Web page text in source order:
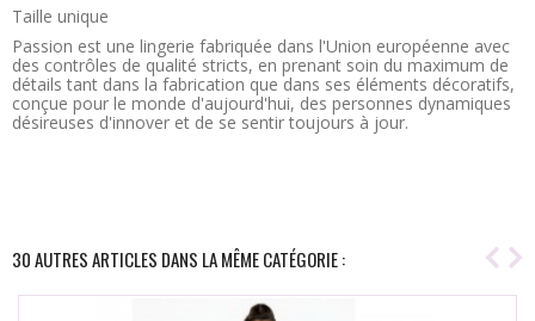
Taille unique
Passion est une lingerie fabriquée dans l'Union européenne avec
des contrôles de qualité stricts, en prenant soin du maximum de
détails tant dans la fabrication que dans ses éléments décoratifs,
conçue pour le monde d'aujourd'hui, des personnes dynamiques
désireuses d'innover et de se sentir toujours à jour.
30 AUTRES ARTICLES DANS LA MÊME CATÉGORIE :